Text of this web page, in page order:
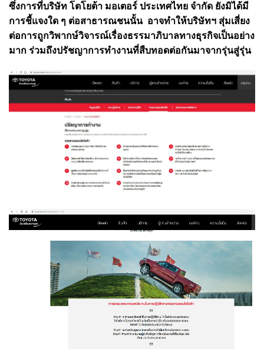
ซึ่งการที่บริษัท โตโยต้า มอเตอร์ ประเทศไทย จำกัด ยังมิได้มี
การชี้แจงใด ๆ ต่อสาธารณชนนั้น อาจทำให้บริษัทฯ สุ่มเสี่ยง
ต่อการถูกวิพากษ์วิจารณ์เรื่องธรรมาภิบาลทางธุรกิจเป็นอย่าง
มาก ร่วมถึงปรัชญาการทำงานที่สืบทอดต่อกันมาจากรุ่นสู่รุ่น